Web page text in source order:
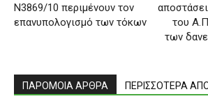
Ν3869/10 περιμένουν τον
επανυπολογισμό των τόκων
του
των
ΠΑΡΟΜΟΙΑ ΑΡΘΡΑ ΠΕΡΙΣΣΟΤΕΡΑ